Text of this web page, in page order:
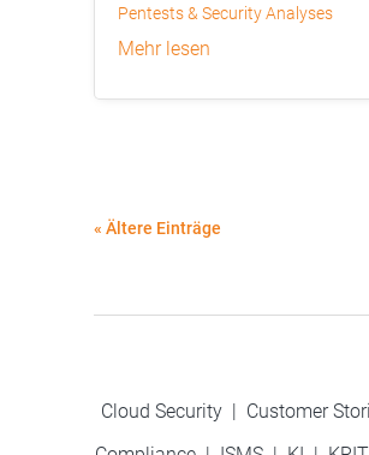
Pentests & Security Analyses
mehr lesen
« Ältere Einträge
Cloud Security | Customer